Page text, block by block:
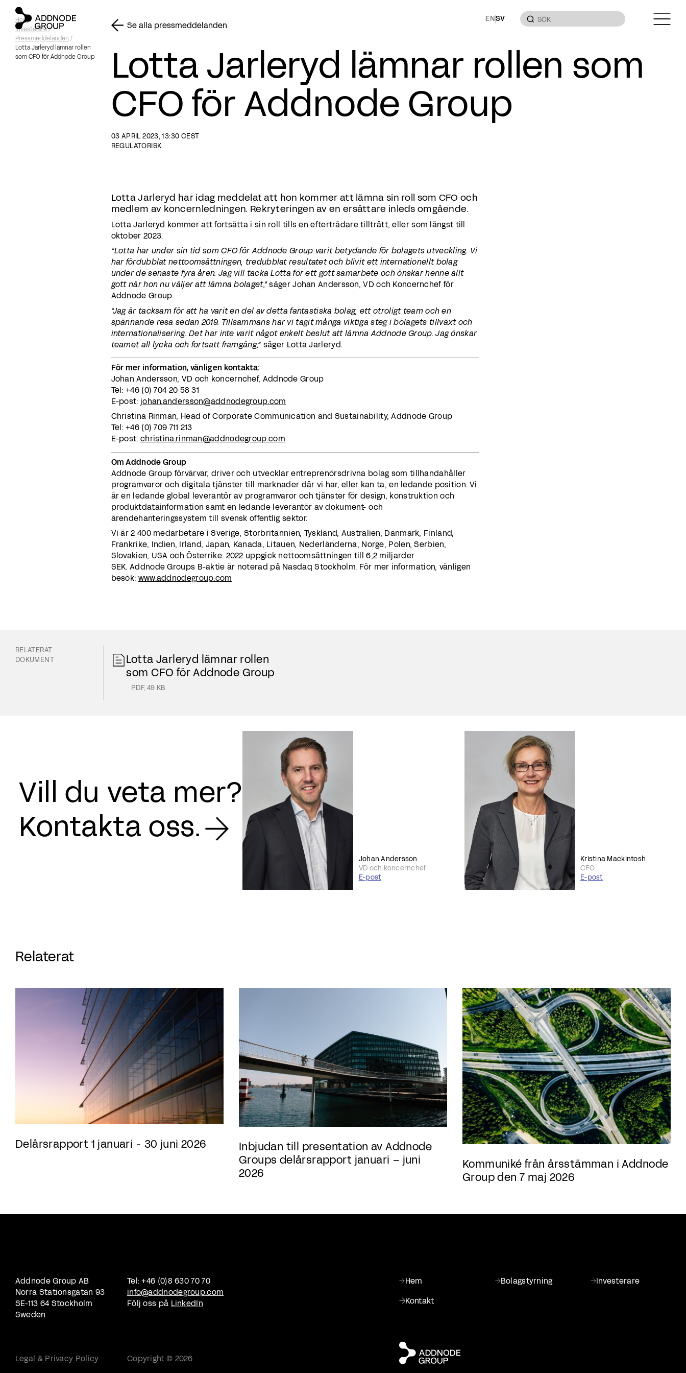
ENSV
Hem/
Investerare/
Pressmeddelanden /
Lotta Jarleryd lämnar rollen
som CFO för Addnode Group
Se alla pressmeddelanden
Lotta Jarleryd lämnar rollen som
CFO för Addnode Group
03 APRIL 2023, 13:30 CEST
REGULATORISK
Lotta Jarleryd har idag meddelat att hon kommer att lämna sin roll som CFO och
medlem av koncernledningen. Rekryteringen av en ersättare inleds omgående.
Lotta Jarleryd kommer att fortsätta i sin roll tills en efterträdare tillträtt, eller som längst till
oktober 2023.
”Lotta har under sin tid som CFO för Addnode Group varit betydande för bolagets utveckling. Vi
har fördubblat nettoomsättningen, tredubblat resultatet och blivit ett internationellt bolag
under de senaste fyra åren. Jag vill tacka Lotta för ett gott samarbete och önskar henne allt
gott när hon nu väljer att lämna bolaget,"säger Johan Andersson, VD och Koncernchef för
Addnode Group.
“Jag är tacksam för att ha varit en del av detta fantastiska bolag, ett otroligt team och en
spännande resa sedan 2019. Tillsammans har vi tagit många viktiga steg i bolagets tillväxt och
internationalisering. Det har inte varit något enkelt beslut att lämna Addnode Group. Jag önskar
teamet all lycka och fortsatt framgång,” säger Lotta Jarleryd.
För mer information, vänligen kontakta:
Johan Andersson, VD och koncernchef, Addnode Group
Tel: +46 (0) 704 20 58 31
E-post: johan.andersson@addnodegroup.com
Christina Rinman, Head of Corporate Communication and Sustainability, Addnode Group
Tel: +46 (0) 709 711 213
E-post: christina.rinman@addnodegroup.com
Om Addnode Group
Addnode Group förvärvar, driver och utvecklar entreprenörsdrivna bolag som tillhandahåller
programvaror och digitala tjänster till marknader där vi har, eller kan ta, en ledande position. Vi
är en ledande global leverantör av programvaror och tjänster för design, konstruktion och
produktdatainformation samt en ledande leverantör av dokument- och
ärendehanteringssystem till svensk offentlig sektor.
Vi är 2 400 medarbetare i Sverige, Storbritannien, Tyskland, Australien, Danmark, Finland,
Frankrike, Indien, Irland, Japan, Kanada, Litauen, Nederländerna, Norge, Polen, Serbien,
Slovakien, USA och Österrike. 2022 uppgick nettoomsättningen till 6,2 miljarder
SEK. Addnode Groups B-aktie är noterad på Nasdaq Stockholm. För mer information, vänligen
besök: www.addnodegroup.com
RELATERAT
DOKUMENT
Lotta Jarleryd lämnar rollen
som CFO för Addnode Group
PDF, 49 KB
Vill du veta mer?
Kontakta oss.
Johan Andersson
VD och koncernchef
E-post
Kristina Mackintosh
CFO
E-post
Relaterat
Delårsrapport 1 januari - 30 juni 2026
Inbjudan till presentation av Addnode
Groups delårsrapport januari – juni
2026
Kommuniké från årsstämman i Addnode
Group den 7 maj 2026
Addnode Group AB
Norra Stationsgatan 93
SE-113 64 Stockholm
Sweden
Tel: +46 (0)8 630 70 70
info@addnodegroup.com
Följ oss på LinkedIn
Legal & Privacy Policy Copyright © 2026
Hem Bolagstyrning
Investerare
Kontakt